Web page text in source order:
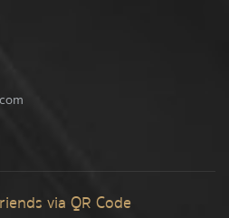
via QR Code